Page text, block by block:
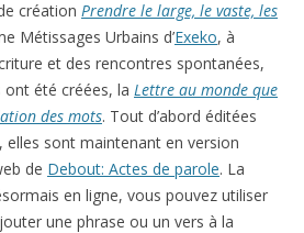
création Prendre le large, le vaste, les
Métissages Urbains d’Exeko, à
et des rencontres spontanées,
été créées, la Lettre au monde que
des mots. Tout d’abord éditées
sont maintenant en version
de Debout: Actes de parole. La
en ligne, vous pouvez utiliser
une phrase ou un vers à la